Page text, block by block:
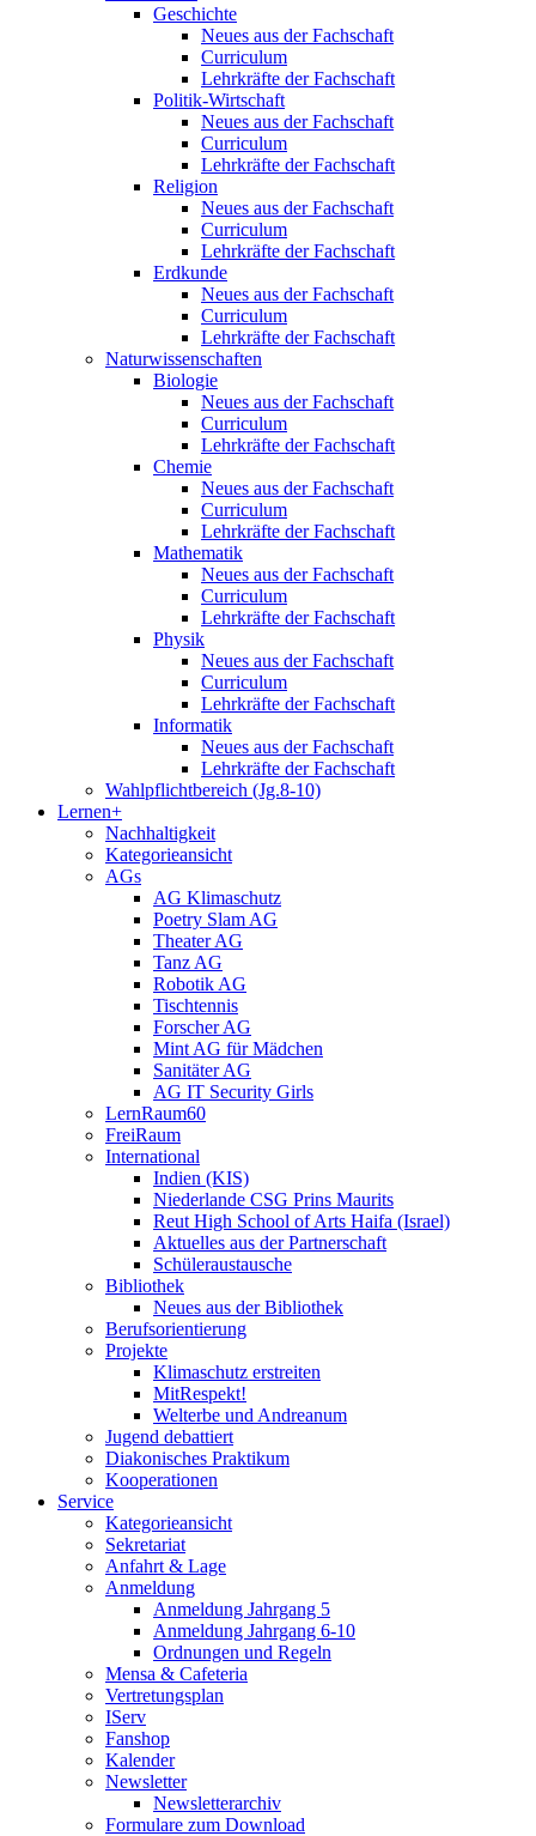
Geschichte
Neues aus der Fachschaft
Curriculum
Lehrkräfte der Fachschaft
Politik-Wirtschaft
Neues aus der Fachschaft
Curriculum
Lehrkräfte der Fachschaft
Religion
Neues aus der Fachschaft
Curriculum
Lehrkräfte der Fachschaft
Erdkunde
Neues aus der Fachschaft
Curriculum
Lehrkräfte der Fachschaft
Naturwissenschaften
Biologie
Neues aus der Fachschaft
Curriculum
Lehrkräfte der Fachschaft
Chemie
Neues aus der Fachschaft
Curriculum
Lehrkräfte der Fachschaft
Mathematik
Neues aus der Fachschaft
Curriculum
Lehrkräfte der Fachschaft
Physik
Neues aus der Fachschaft
Curriculum
Lehrkräfte der Fachschaft
Informatik
Neues aus der Fachschaft
Lehrkräfte der Fachschaft
Wahlpflichtbereich (Jg.8-10)
Lernen+
Nachhaltigkeit
Kategorieansicht
AGs
AG Klimaschutz
Poetry Slam AG
Theater AG
Tanz AG
Robotik AG
Tischtennis
Forscher AG
Mint AG für Mädchen
Sanitäter AG
AG IT Security Girls
LernRaum60
FreiRaum
International
Indien (KIS)
Niederlande CSG Prins Maurits
Reut High School of Arts Haifa (Israel)
Aktuelles aus der Partnerschaft
Schüleraustausche
Bibliothek
Neues aus der Bibliothek
Berufsorientierung
Projekte
Klimaschutz erstreiten
MitRespekt!
Welterbe und Andreanum
Jugend debattiert
Diakonisches Praktikum
Kooperationen
Service
Kategorieansicht
Sekretariat
Anfahrt & Lage
Anmeldung
Anmeldung Jahrgang 5
Anmeldung Jahrgang 6-10
Ordnungen und Regeln
Mensa & Cafeteria
Vertretungsplan
IServ
Fanshop
Kalender
Newsletter
Newsletterarchiv
Formulare zum Download